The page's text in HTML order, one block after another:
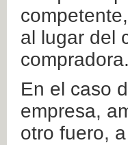
al lugar del
compradora.
En el caso
empresa,
otro fuero,